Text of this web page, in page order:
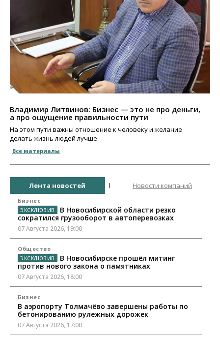
Владимир Литвинов: Бизнес — это не про деньги,
а про ощущение правильности пути
На этом пути важны отношение к человеку и желание
делать жизнь людей лучше
Все материалы
Лента новостей Новости компаний
Бизнес
В Новосибирской области резко
сократился грузооборот в автоперевозках
07 Августа 2026, 19:00
Общество
В Новосибирске прошёл митинг
против нового закона о памятниках
07 Августа 2026, 18:00
Бизнес
В аэропорту Толмачёво завершены работы по
бетонированию рулежных дорожек
07 Августа 2026, 17:00